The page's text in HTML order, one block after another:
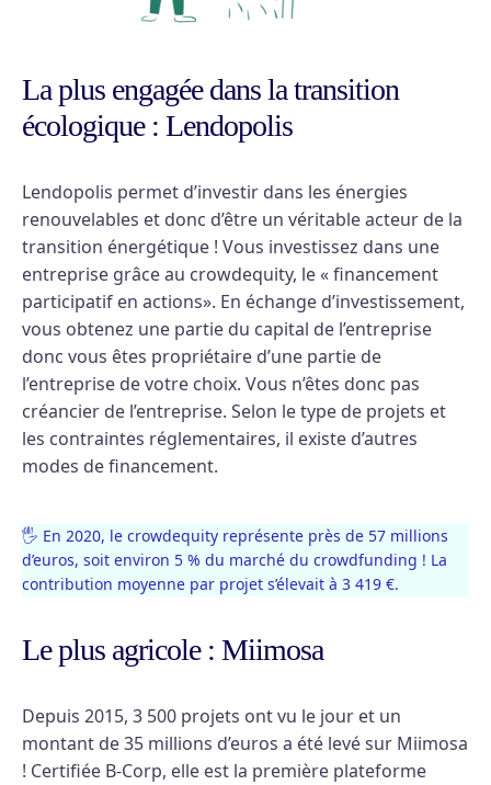
La plus engagée dans la transition
écologique : Lendopolis
Lendopolis permet d’investir dans les énergies
renouvelables et donc d’être un véritable acteur de la
transition énergétique ! Vous investissez dans une
entreprise grâce au crowdequity, le « financement
participatif en actions». En échange d’investissement,
vous obtenez une partie du capital de l’entreprise
donc vous êtes propriétaire d’une partie de
l’entreprise de votre choix. Vous n’êtes donc pas
créancier de l’entreprise. Selon le type de projets et
les contraintes réglementaires, il existe d’autres
modes de financement.
🖐 En 2020, le crowdequity représente près de 57 millions
d’euros, soit environ 5 % du marché du crowdfunding ! La
contribution moyenne par projet s’élevait à 3 419 €.
Le plus agricole : Miimosa
Depuis 2015, 3 500 projets ont vu le jour et un
montant de 35 millions d’euros a été levé sur Miimosa
! Certifiée B-Corp, elle est la première plateforme